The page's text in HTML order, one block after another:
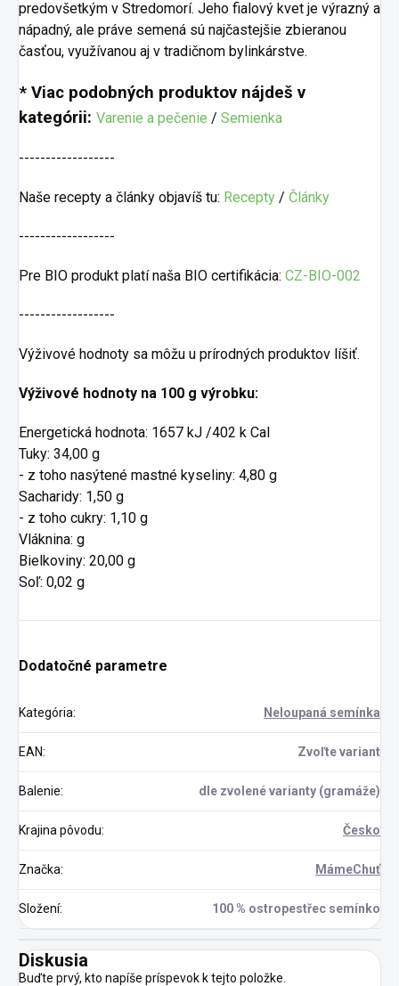
predovšetkým v Stredomorí. Jeho fialový kvet je výrazný a
nápadný, ale práve semená sú najčastejšie zbieranou
časťou, využívanou aj v tradičnom bylinkárstve.
* Viac podobných produktov nájdeš v
kategórii: Varenie a pečenie / Semienka
------------------
Naše recepty a články objavíš tu: Recepty / Články
------------------
Pre BIO produkt platí naša BIO certifikácia: CZ-BIO-002
------------------
Výživové hodnoty sa môžu u prírodných produktov líšiť.
Výživové hodnoty na 100 g výrobku:
Energetická hodnota: 1657 kJ /402 k Cal
Tuky: 34,00 g
- z toho nasýtené mastné kyseliny: 4,80 g
Sacharidy: 1,50 g
- z toho cukry: 1,10 g
Vláknina: g
Bielkoviny: 20,00 g
Soľ: 0,02 g
Dodatočné parametre
Kategória: Neloupaná semínka
EAN: Zvoľte variant
Balenie: dle zvolené varianty (gramáže)
Krajina pôvodu: Česko
Značka: MámeChuť
Složení: 100 % ostropestřec semínko
Diskusia
Buďte prvý, kto napíše príspevok k tejto položke.